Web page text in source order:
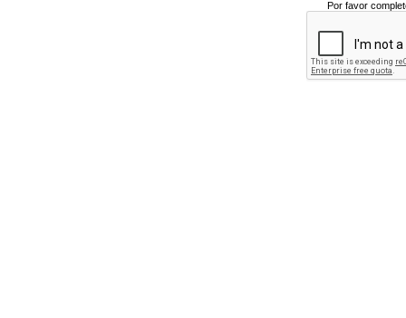
Por favor